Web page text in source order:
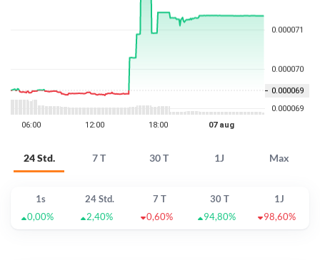
24 Std. 7 T 30 T 1J Max
1s 24 Std. 7 T 30 T
1J
0,00%
2,40% 0,60% 94,80% 98,60%